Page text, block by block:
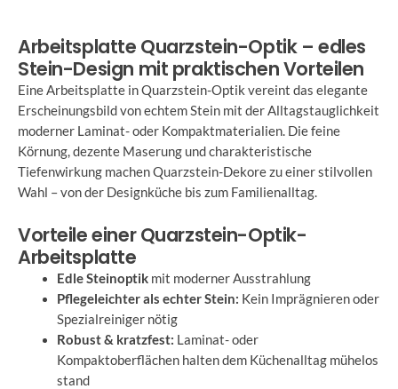
Arbeitsplatte Quarzstein-Optik – edles
Stein-Design mit praktischen Vorteilen
Eine Arbeitsplatte in Quarzstein-Optik vereint das elegante
Erscheinungsbild von echtem Stein mit der Alltagstauglichkeit
moderner Laminat- oder Kompaktmaterialien. Die feine
Körnung, dezente Maserung und charakteristische
Tiefenwirkung machen Quarzstein-Dekore zu einer stilvollen
Wahl – von der Designküche bis zum Familienalltag.
Vorteile einer Quarzstein-Optik-
Arbeitsplatte
Edle Steinoptikmit moderner Ausstrahlung
Pflegeleichter als echter Stein: Kein Imprägnieren oder
Spezialreiniger nötig
Robust & kratzfest: Laminat- oder
Kompaktoberflächen halten dem Küchenalltag mühelos
stand